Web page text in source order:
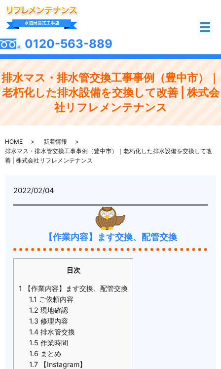
0120-563-889
メ
排水マス・排水管交換工事事例（豊中市）｜
老朽化した排水設備を交換して改善 | 株式会
社リフレメンテナンス
HOME
新着情報
排水マス・排水管交換工事事例（豊中市）｜老朽化した排水設備を交換して改
善 | 株式会社リフレメンテナンス
2022/02/04
【作業内容】ます交換、配管交換
目次
1
【作業内容】ます交換、配管交換
1.1 ご依頼内容
1.2 現地確認
1.3 修理内容
1.4 排水管交換
1.5 作業時間
1.6 まとめ
1.7 【Instagram】